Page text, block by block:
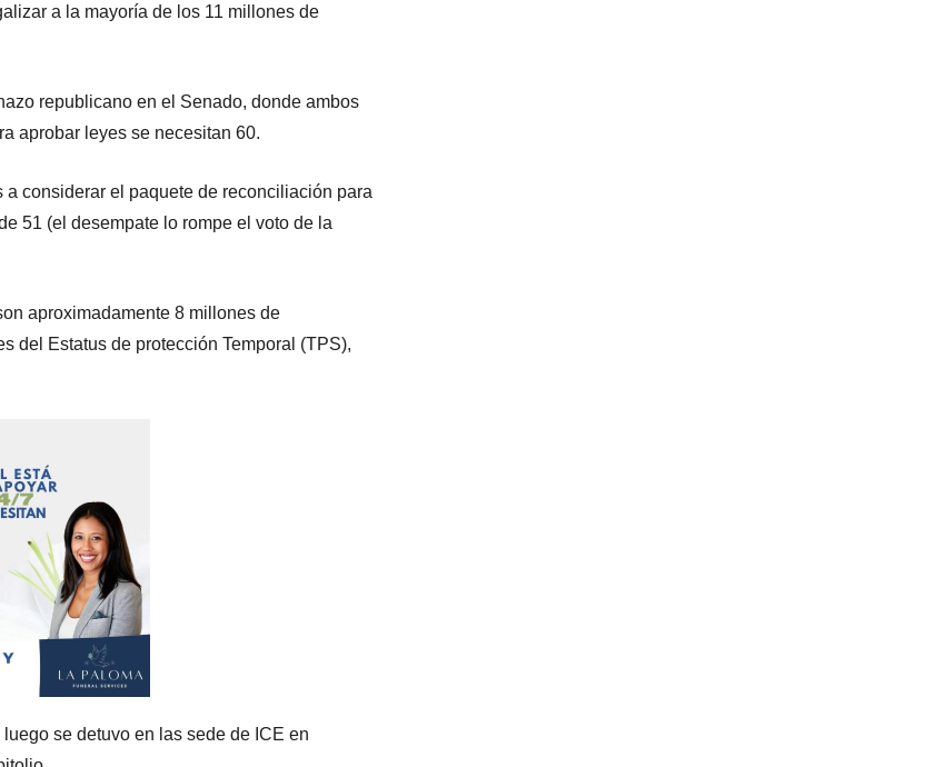
a la mayoría de los 11 millones de
republicano en el Senado, donde ambos
aprobar leyes se necesitan 60.
considerar el paquete de reconciliación para
51 (el desempate lo rompe el voto de la
aproximadamente 8 millones de
del Estatus de protección Temporal (TPS),
se detuvo en las sede de ICE en